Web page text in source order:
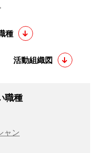
種
活動組織図
職種
ャン